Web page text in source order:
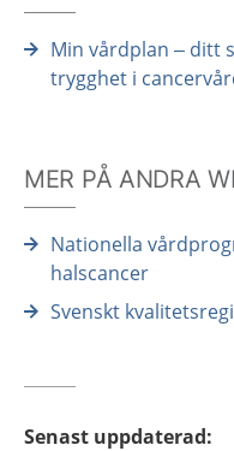
Min vårdplan – ditt
trygghet i
MER PÅ ANDRA
Nationella
halscancer
Svenskt
Senast uppdaterad: